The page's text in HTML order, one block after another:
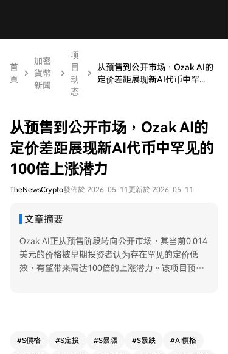
首
頁
加密
貨幣
新聞
项
目
动
态
从预售到公开市场，Ozak AI的
定价差距展现新AI代币中罕...
从预售到公开市场，Ozak AI的
定价差距展现新AI代币中罕见的
100倍上涨潜力
TheNewsCrypto發佈於 2026-05-11 更新於 2026-05-11
文章摘要
Ozak AI正从预售阶段转向公开市场，其当前0.014
美元的价格被早期投资者认为存在罕见的定价低
效，有望带来高达100倍的上涨潜力。该项目预售
涨，增长轨迹或迈向100倍。 Ozak AI是一个结合
#S價格 #S定投 #S暴漲 #S暴跌 #AI價格